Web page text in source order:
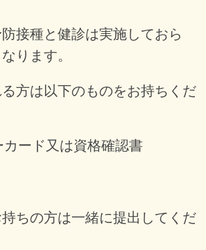
接種と健診は実施しておら
ります。
方は以下のものをお持ちくだ
ード又は資格確認書
ちの方は一緒に提出してくだ